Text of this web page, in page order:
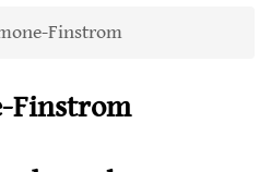
Finstrom
Finstrom